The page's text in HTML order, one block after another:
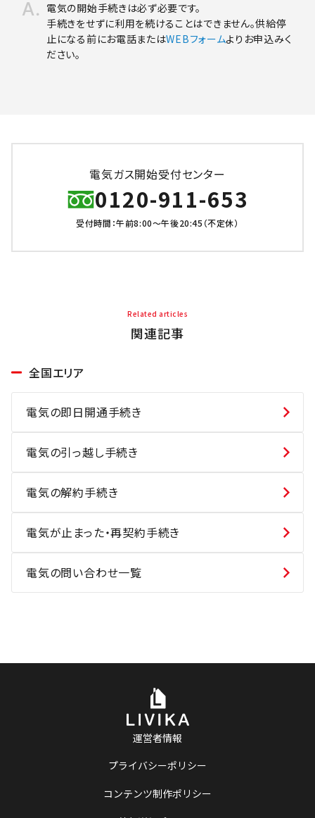
電気の開始手続きは必ず必要です。
手続きをせずに利用を続けることはできません。供給停
止になる前にお電話またはWEBフォームよりお申込みく
ださい。
電気ガス開始受付センター
0120-911-653
受付時間：午前8:00～午後20:45（不定休）
Related articles
関連記事
全国エリア
電気の即日開通手続き
電気の引っ越し手続き
電気の解約手続き
電気が止まった・再契約手続き
電気の問い合わせ一覧
運営者情報
プライバシーポリシー
コンテンツ制作ポリシー